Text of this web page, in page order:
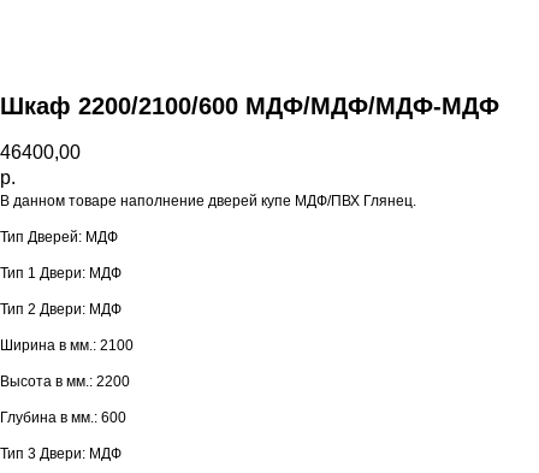
Шкаф 2200/2100/600 МДФ/МДФ/МДФ-МДФ
46400,00
р.
В данном товаре наполнение дверей купе МДФ/ПВХ Глянец.
Тип Дверей: МДФ
Тип 1 Двери: МДФ
Тип 2 Двери: МДФ
Ширина в мм.: 2100
Высота в мм.: 2200
Глубина в мм.: 600
Тип 3 Двери: МДФ